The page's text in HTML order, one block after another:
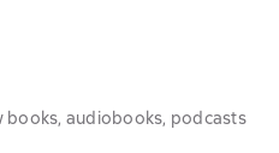
books, audiobooks, podcasts